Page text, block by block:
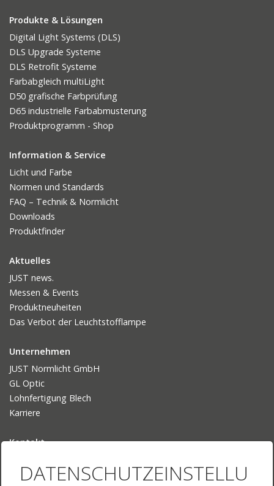
Produkte & Lösungen
Digital Light Systems (DLS)
DLS Upgrade Systeme
DLS Retrofit Systeme
Farbabgleich multiLight
D50 grafische Farbprüfung
D65 industrielle Farbabmusterung
Produktprogramm - Shop
Information & Service
Licht und Farbe
Normen und Standards
FAQ – Technik & Normlicht
Downloads
Produktfinder
Aktuelles
JUST news.
Messen & Events
Produktneuheiten
Das Verbot der Leuchtstofflampe
Unternehmen
JUST Normlicht GmbH
GL Optic
Lohnfertigung Blech
Karriere
Kontakt
Ihr Weg zu uns
DATENSCHUTZEINSTELLU